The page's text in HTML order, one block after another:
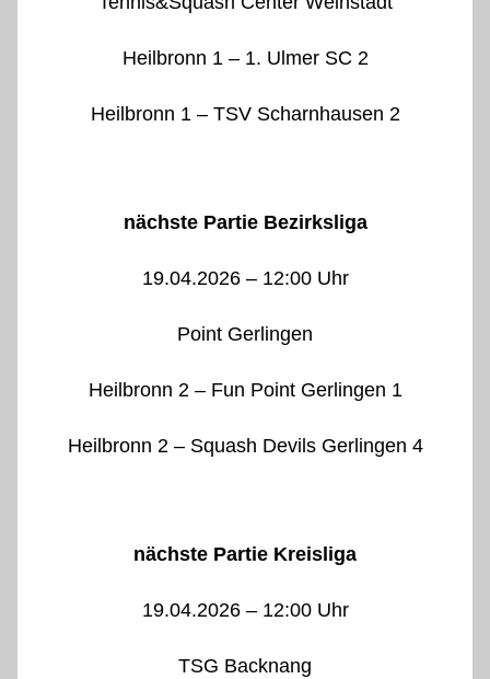
Heilbronn 1 – 1. Ulmer SC 2
Heilbronn 1 – TSV Scharnhausen 2
nächste Partie Bezirksliga
19.04.2026 – 12:00 Uhr
Point Gerlingen
Heilbronn 2 – Fun Point Gerlingen 1
Heilbronn 2 – Squash Devils Gerlingen 4
nächste Partie Kreisliga
19.04.2026 – 12:00 Uhr
TSG Backnang